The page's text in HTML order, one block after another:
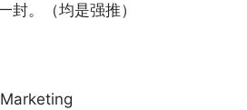
封。（均是强推）